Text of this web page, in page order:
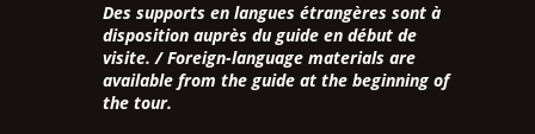
Des supports en langues étrangères sont à
disposition auprès du guide en début de
visite. / Foreign-language materials are
available from the guide at the beginning of
the tour.